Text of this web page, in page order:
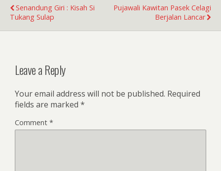
Senandung Giri : Kisah Si
Tukang Sulap
Pujawali Kawitan Pasek Celagi
Berjalan Lancar
Leave a Reply
Your email address will not be published. Required
fields are marked *
Comment *